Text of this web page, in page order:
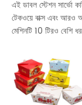
এই ডাবল স্টেশন সার্ভো
টেকওয়ে বাক্স এবং আরও
মেশিনটি 10 ​​টিরও বেশি